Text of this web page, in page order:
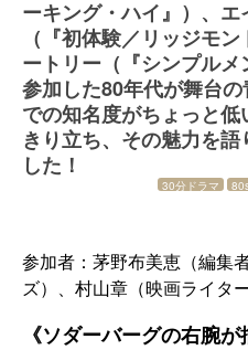
ーキング・ハイ』）、
（『初体験／リッジモ
ートリー（『シンプル
参加した80年代が舞台
での知名度がちょっと
きり立ち、その魅力を
した！
30分ドラマ
参加者：茅野布美恵（編集
ズ）、村山章（映画ライター
《ソダーバーグの右腕